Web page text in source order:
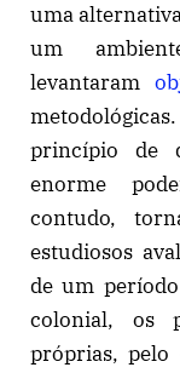
uma
um
levantaram
princípio de
enorme
contudo,
estudiosos
de um
colonial, os
próprias, pelo